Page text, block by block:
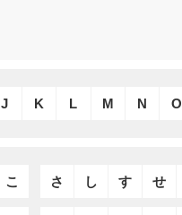
J K L M N O
こ さ し す せ